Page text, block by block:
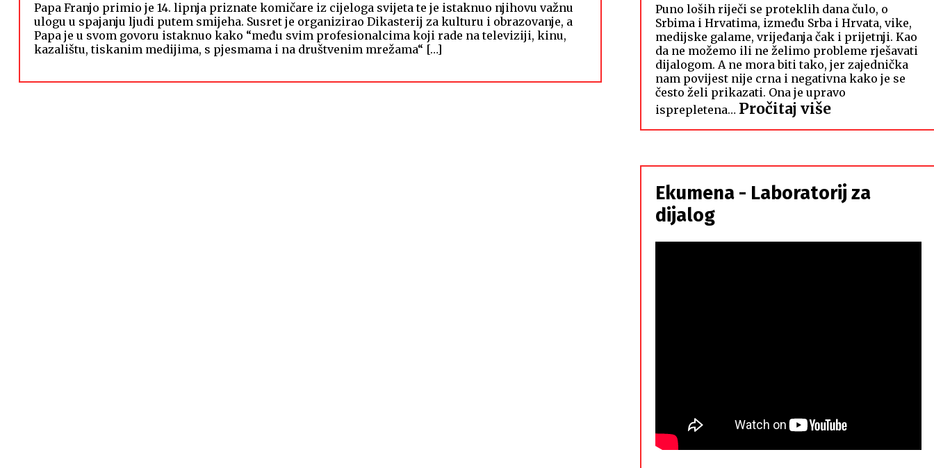
Papa Franjo primio je 14. lipnja priznate komičare iz cijeloga svijeta te je istaknuo njihovu važnu
ulogu u spajanju ljudi putem smijeha. Susret je organizirao Dikasterij za kulturu i obrazovanje, a
Papa je u svom govoru istaknuo kako “među svim profesionalcima koji rade na televiziji, kinu,
kazalištu, tiskanim medijima, s pjesmama i na društvenim mrežama“ […]
Puno loših riječi se proteklih dana čulo, o
Srbima i Hrvatima, između Srba i Hrvata, vike,
medijske galame, vrijeđanja čak i prijetnji. Kao
da ne možemo ili ne želimo probleme rješavati
dijalogom. A ne mora biti tako, jer zajednička
nam povijest nije crna i negativna kako je se
često želi prikazati. Ona je upravo
isprepletena… Pročitaj više:
Hrvati
Srbi,
istorodna
braća
Ekumena - Laboratorij za
dijalog